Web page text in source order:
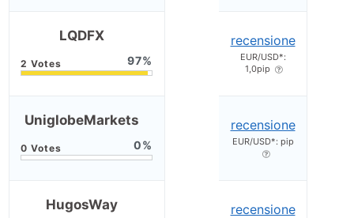
LQDFX
97
recensione
EUR/USD*:
1,0pip
UniglobeMarkets
0
recensione
EUR/USD*: pip
HugosWay recensione